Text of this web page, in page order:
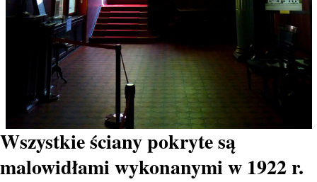
Wszystkie ściany pokryte są
malowidłami wykonanymi w 1922 r.